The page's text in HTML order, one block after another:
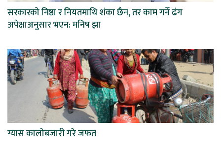
सरकारको निष्ठा र नियतमाथि शंका छैन, तर काम गर्ने ढंग
अपेक्षाअनुसार भएन: मनिष झा
ग्यास कालोबजारी गरे जफत